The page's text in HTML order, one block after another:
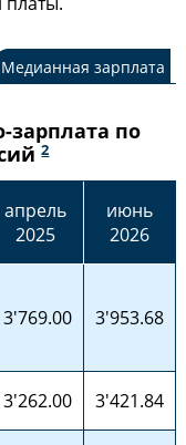
Медианная зарплата
зарплата по
2
апрель
2025
июнь
2026
3'769.00 3'953.68
3'262.00
3'421.84